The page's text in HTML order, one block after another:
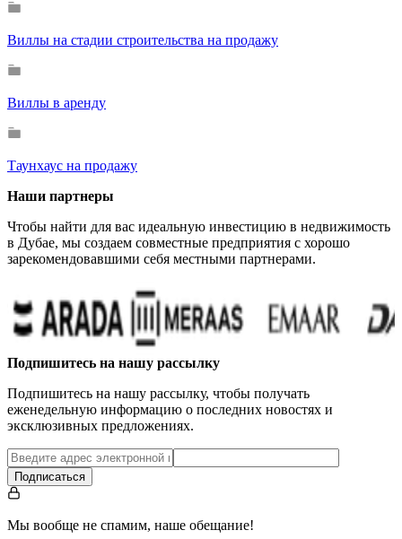
Виллы на стадии строительства на продажу
Виллы в аренду
Таунхаус на продажу
Наши партнеры
Чтобы найти для вас идеальную инвестицию в недвижимость
в Дубае, мы создаем совместные предприятия с хорошо
зарекомендовавшими себя местными партнерами.
Подпишитесь на нашу рассылку
Подпишитесь на нашу рассылку, чтобы получать
еженедельную информацию о последних новостях и
эксклюзивных предложениях.
Подписаться
Мы вообще не спамим, наше обещание!